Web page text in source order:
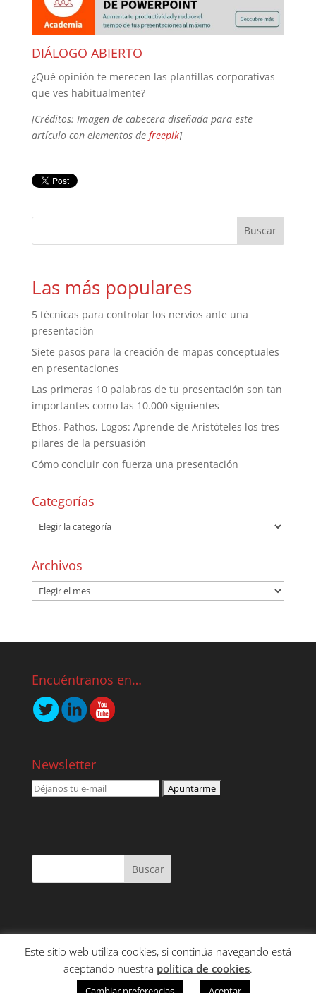
DIÁLOGO ABIERTO
¿Qué opinión te merecen las plantillas corporativas
que ves habitualmente?
[Créditos: Imagen de cabecera diseñada para este
artículo con elementos de freepik]
Las más populares
5 técnicas para controlar los nervios ante una
presentación
Siete pasos para la creación de mapas conceptuales
en presentaciones
Las primeras 10 palabras de tu presentación son tan
importantes como las 10.000 siguientes
Ethos, Pathos, Logos: Aprende de Aristóteles los tres
pilares de la persuasión
Cómo concluir con fuerza una presentación
Categorías
Archivos
Encuéntranos en…
Newsletter
SERVICIOS
CONTENIDO
CLIENTES
CONTACTO
Este sitio web utiliza cookies, si continúa navegando está
aceptando nuestra política de cookies.